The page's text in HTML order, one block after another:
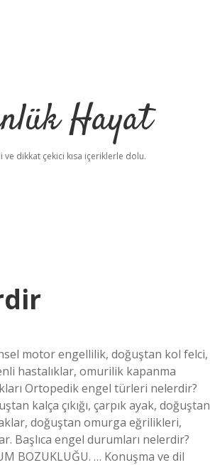
Hayat
ve dikkat çekici kısa içeriklerle dolu.
motor engellilik, doğuştan kol felci,
hastalıklar, omurilik kapanma
Ortopedik engel türleri nelerdir?
kalça çıkığı, çarpık ayak, doğuştan
doğuştan omurga eğrilikleri,
Başlıca engel durumları nelerdir?
BOZUKLUĞU. … Konuşma ve dil